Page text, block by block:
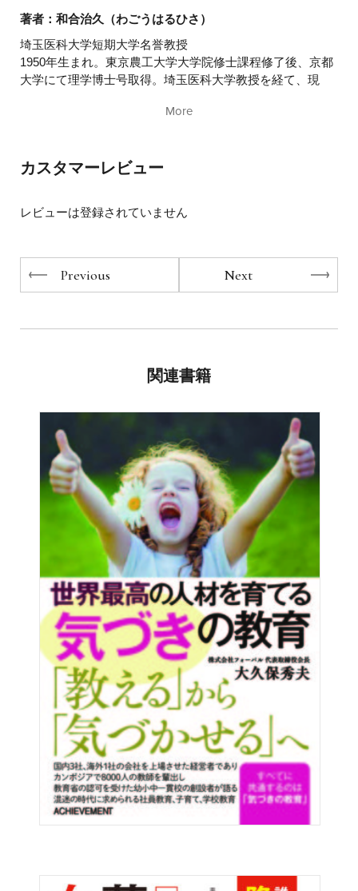
しかし、本書のCDに収録したモーツァルトの名曲には高い
周波数の音とゆらぎが豊富に含まれ、
自律神経を整えて、ストレス処理能力を高めることがわか
っています。
・モーツァルト効果と同じ作用を示す中村由利子さんのピ
アノ曲（2曲）
合計11曲を厳選し、CDを作成するとともに
毎日聴くことで免疫力を高め
著者：和合治久（わごうはるひさ）
埼玉医科大学短期大学名誉教授
1950年生まれ。東京農工大学大学院修士課程修了後、京都
大学にて理学博士号取得。埼玉医科大学教授を経て、現
瘍免疫学、アレルギー学、動物生体防御学などが専門。
でもある。著書に『聞くだけ! 最恐ストレスからあなたの
ズ）。監修にベストセラーとなった『アマデウスの魔法の
年、監修したCD が第57回日本レコード大賞・企画賞を受
賞。
More
カスタマーレビュー
レビューは登録されていません
Previous Next
関連書籍